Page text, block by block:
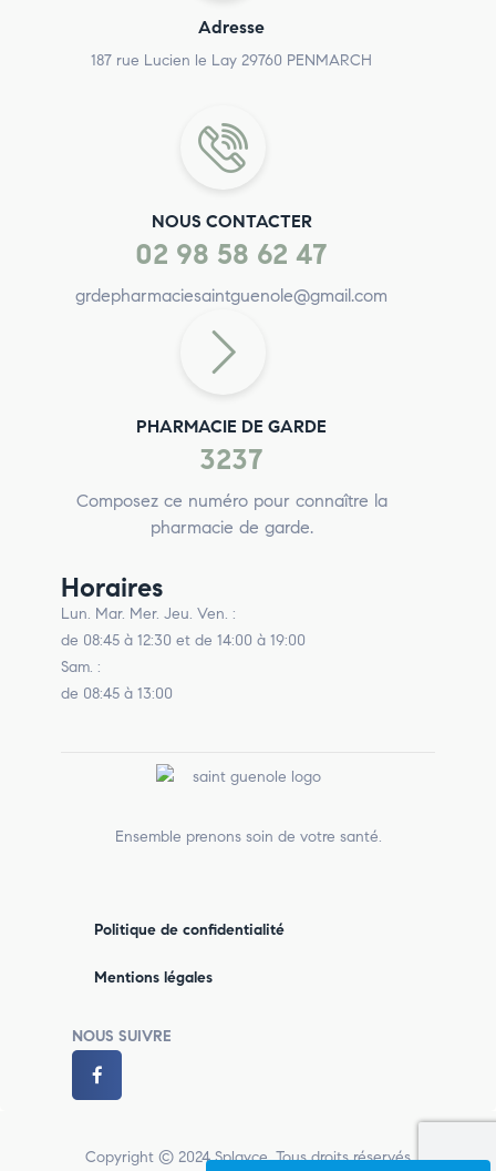
Adresse
187 rue Lucien le Lay 29760 PENMARCH
NOUS CONTACTER
02 98 58 62 47
grdepharmaciesaintguenole@gmail.com
PHARMACIE DE GARDE
3237
Composez ce numéro pour connaître la
pharmacie de garde.
Horaires
Lun. Mar. Mer. Jeu. Ven. :
de 08:45 à 12:30 et de 14:00 à 19:00
Sam. :
de 08:45 à 13:00
Ensemble prenons soin de votre santé.
Politique de confidentialité
Mentions légales
NOUS SUIVRE
Copyright © 2024 Splayce. Tous droits réservés